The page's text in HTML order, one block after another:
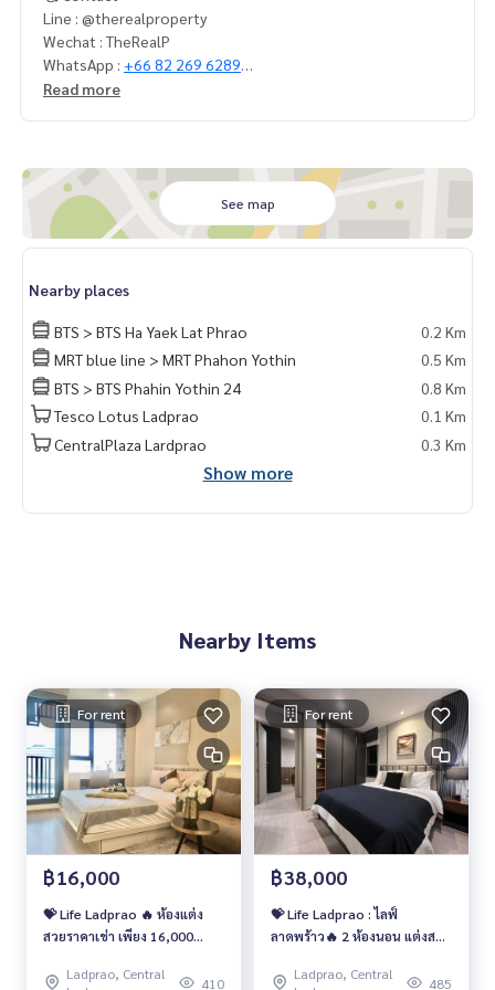
Line : @therealproperty
Wechat : TheRealP
WhatsApp : +66 82 269 6289
Tel092-628-9945
Read more
See map
Nearby places
BTS > BTS Ha Yaek Lat Phrao
0.2 Km
MRT blue line > MRT Phahon Yothin
0.5 Km
BTS > BTS Phahin Yothin 24
0.8 Km
Tesco Lotus Ladprao
0.1 Km
CentralPlaza Lardprao
0.3 Km
Show more
Nearby Items
For rent
฿16,000
💝 Life Ladprao 🔥 ห้องแต่ง
สวยราคาเช่า เพียง 16,000
Ladprao, Central
410
For rent
฿38,000
💝 Life Ladprao : ไลฟ์
ลาดพร้าว🔥 2 ห้องนอน แต่งสวย
Ladprao, Central
485